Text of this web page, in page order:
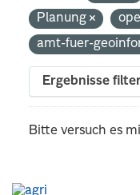
Planung
amt-fuer-
Ergebnisse
Bitte versuch es